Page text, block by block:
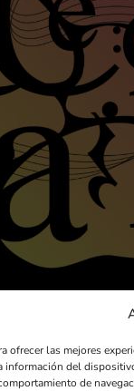
ofrecer las mejores
información del
de